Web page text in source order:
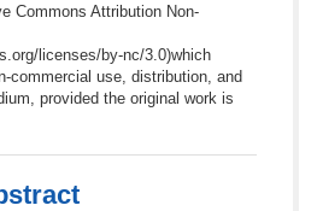
Commons Attribution Non-
licenses/by-nc/3.0)which
commercial use, distribution, and
provided the original work is